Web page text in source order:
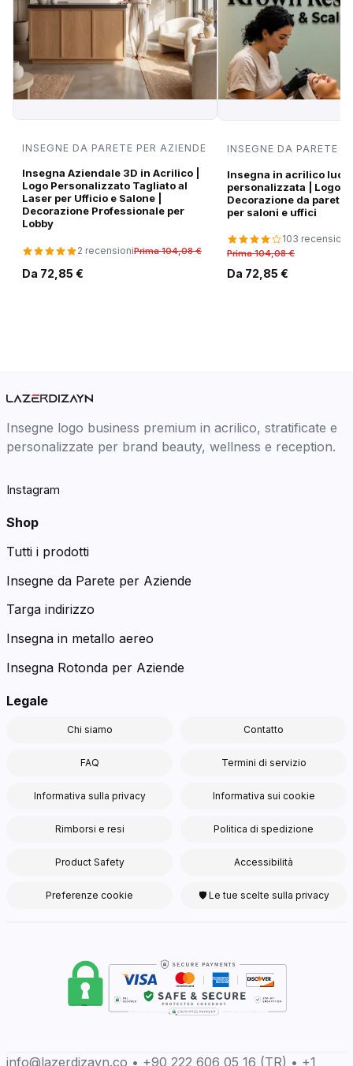
INSEGNE DA PARETE PER AZIENDE
Insegna Aziendale 3D in Acrilico |
Logo Personalizzato Tagliato al
Laser per Ufficio e Salone |
Decorazione Professionale per
Lobby
2 recensioniPrima 104,08 €
Da 72,85 €
INSEGNE DA PARETE
Insegna in acrilico
personalizzata | Logo
Decorazione da parete
per saloni e uffici
103 recensioni
Prima 104,08 €
Da 72,85 €
Insegne logo business premium in acrilico, stratificate e
personalizzate per brand beauty, wellness e reception.
Instagram
Shop
Tutti i prodotti
Insegne da Parete per Aziende
Targa indirizzo
Insegna in metallo aereo
Insegna Rotonda per Aziende
Legale
Chi siamo Contatto
FAQ Termini di servizio
Informativa sulla privacy Informativa sui cookie
Rimborsi e resi Politica di spedizione
Product Safety Accessibilità
Preferenze cookie 🛡 Le tue scelte sulla privacy
info@lazerdizayn.co • +90 222 606 05 16 (TR) • +1